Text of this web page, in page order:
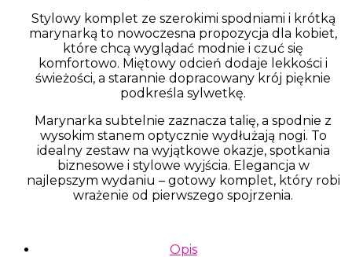
Stylowy komplet ze szerokimi spodniami i krótką
marynarką to nowoczesna propozycja dla kobiet,
które chcą wyglądać modnie i czuć się
komfortowo. Miętowy odcień dodaje lekkości i
świeżości, a starannie dopracowany krój pięknie
podkreśla sylwetkę.
Marynarka subtelnie zaznacza talię, a spodnie z
wysokim stanem optycznie wydłużają nogi. To
idealny zestaw na wyjątkowe okazje, spotkania
biznesowe i stylowe wyjścia. Elegancja w
najlepszym wydaniu – gotowy komplet, który robi
wrażenie od pierwszego spojrzenia.
Opis